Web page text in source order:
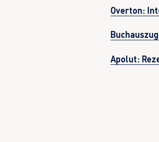
Overton:
Apolut: